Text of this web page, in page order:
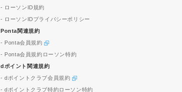
- ローソンID規約
- ローソンIDプライバシーポリシー
Ponta関連規約
- Ponta会員規約
- Ponta会員規約ローソン特約
dポイント関連規約
- dポイントクラブ会員規約
- dポイントクラブ特約ローソン特約